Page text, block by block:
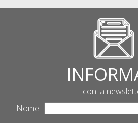
con la
Nome